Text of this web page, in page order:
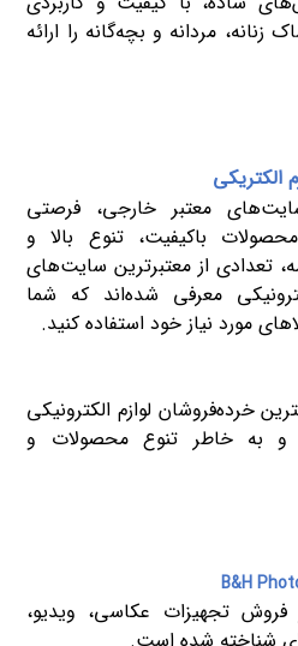
مردانه و بچه‌گانه را ارائه
الکتریکی
معتبر خارجی، فرصتی
باکیفیت، تنوع بالا و
تعدادی از معتبرترین سایت‌های
معرفی شده‌اند که شما
مورد نیاز خود استفاده کنید.
خرده‌فروشان لوازم الکترونیکی
و به خاطر تنوع محصولات و
B&H
فروش تجهیزات عکاسی، ویدیو،